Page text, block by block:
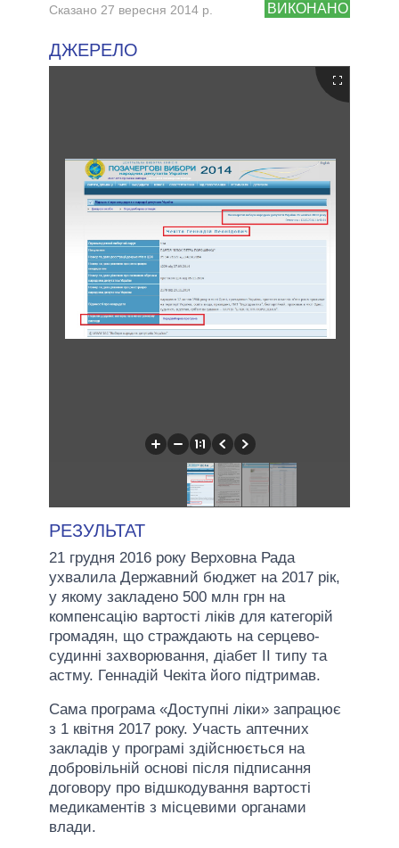
ВИКОНАНО
Сказано 27 вересня 2014 р.
ДЖЕРЕЛО
РЕЗУЛЬТАТ
21 грудня 2016 року Верховна Рада
ухвалила Державний бюджет на 2017 рік,
у якому закладено 500 млн грн на
компенсацію вартості ліків для категорій
громадян, що страждають на серцево-
судинні захворювання, діабет II типу та
астму. Геннадій Чекіта його підтримав.
Сама програма «Доступні ліки» запрацює
з 1 квітня 2017 року. Участь аптечних
закладів у програмі здійснюється на
добровільній основі після підписання
договору про відшкодування вартості
медикаментів з місцевими органами
влади.